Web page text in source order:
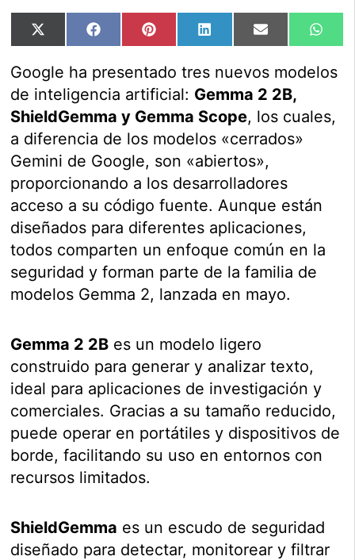
Compartir
en
X
Compartir
en
FacebookCompartir
en
PinterestCompartir
en
LinkedInCompartir
en
Email
en
Google ha presentado tres nuevos modelos
de inteligencia artificial: Gemma 2 2B,
ShieldGemma y Gemma Scope, los cuales,
a diferencia de los modelos «cerrados»
Gemini de Google, son «abiertos»,
proporcionando a los desarrolladores
acceso a su código fuente. Aunque están
diseñados para diferentes aplicaciones,
todos comparten un enfoque común en la
seguridad y forman parte de la familia de
modelos Gemma 2, lanzada en mayo.
Gemma 2 2B es un modelo ligero
construido para generar y analizar texto,
ideal para aplicaciones de investigación y
comerciales. Gracias a su tamaño reducido,
puede operar en portátiles y dispositivos de
borde, facilitando su uso en entornos con
recursos limitados.
ShieldGemma es un escudo de seguridad
diseñado para detectar, monitorear y filtrar